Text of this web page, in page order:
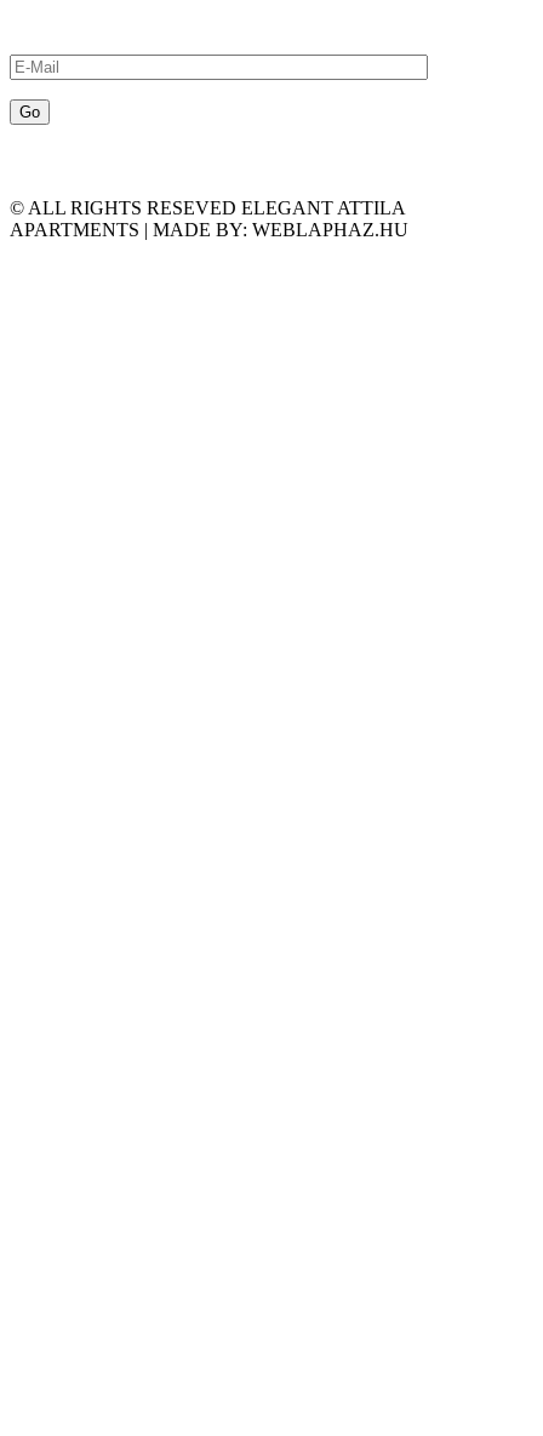
© ALL RIGHTS RESEVED ELEGANT ATTILA
APARTMENTS | MADE BY: WEBLAPHAZ.HU